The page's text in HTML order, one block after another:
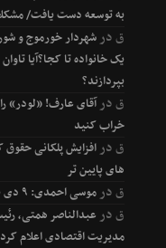
به توسعه دست یافت/
قدرشهردار خورموج و
یک خانواده تا کجا؟آیا
بپردازند؟
قدرآقای عارف! «لودر»
خراب کنید
قدر
های پایین تر
قدرموسی احمدی: ۹ دی نماد پیوند آگاهانه مردم با ولایت و رهبری است
قدر عبدالناصر همتی،
مدیریت اقتصادی اعلام کرد